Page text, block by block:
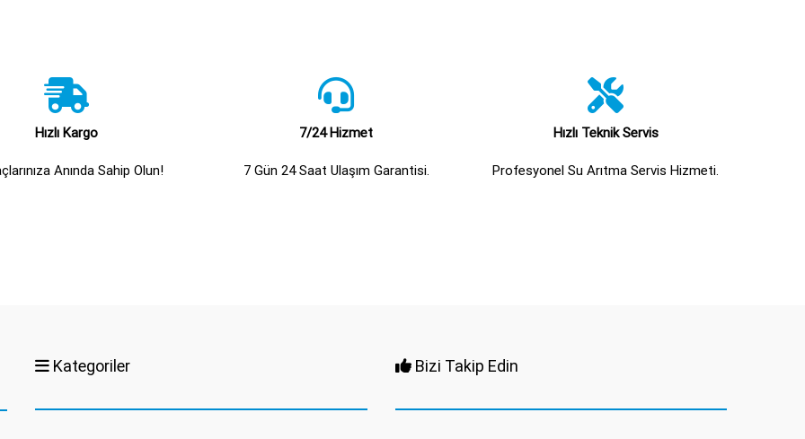
Hızlı Kargo
Anında Sahip Olun!
7/24 Hizmet
7 Gün 24 Saat Ulaşım Garantisi.
Hızlı Teknik Servis
Profesyonel Su Arıtma Servis Hizmeti.
Kategoriler Bizi Takip Edin